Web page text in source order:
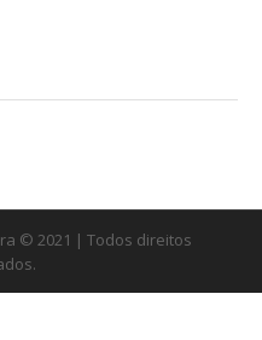
© 2021 | Todos direitos